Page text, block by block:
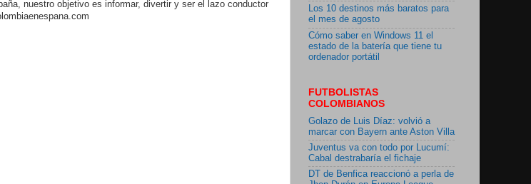
nuestro objetivo es informar, divertir y ser el lazo conductor
Los 10 destinos más baratos para
el mes de agosto
Cómo saber en Windows 11 el
estado de la batería que tiene tu
ordenador portátil
FUTBOLISTAS
COLOMBIANOS
Golazo de Luis Díaz: volvió a
marcar con Bayern ante Aston Villa
Juventus va con todo por Lucumí:
Cabal destrabaría el fichaje
DT de Benfica reaccionó a perla de